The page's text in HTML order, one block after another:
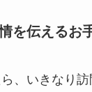
を伝えるお
、いきなり